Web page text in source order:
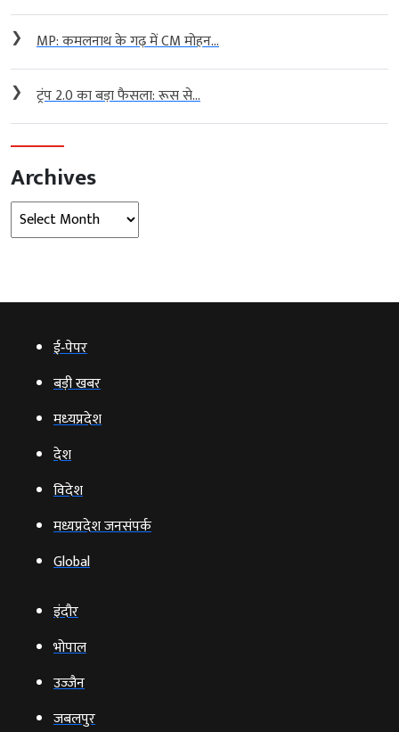
❯ MP: कमलनाथ के गढ़ में CM मोहन...
❯ ट्रंप 2.0 का बड़ा फैसला: रूस से...
Archives
Archives
ई‑पेपर
बड़ी खबर
मध्‍यप्रदेश
देश
विदेश
मध्यप्रदेश जनसंपर्क
Global
इंदौर
भोपाल
उज्‍जैन
जबलपुर